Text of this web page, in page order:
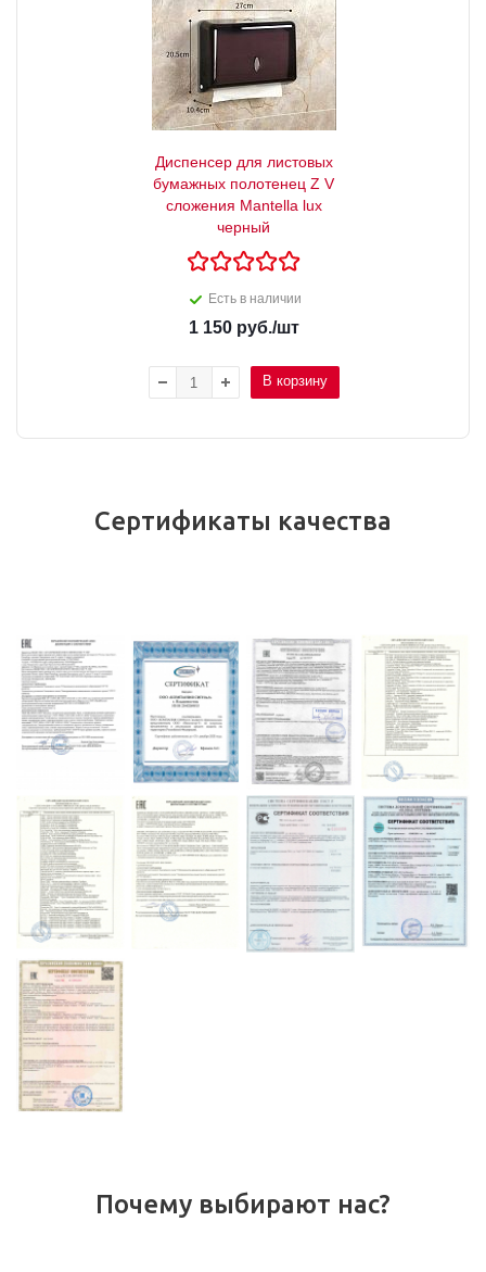
Диспенсер для листовых
бумажных полотенец Z V
сложения Mantella lux
черный
Есть в наличии
1 150руб./шт
В корзину
Сертификаты качества
Почему выбирают нас?